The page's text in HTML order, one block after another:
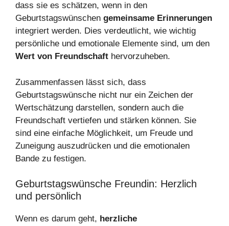
dass sie es schätzen, wenn in den
Geburtstagswünschen gemeinsame Erinnerungen
integriert werden. Dies verdeutlicht, wie wichtig
persönliche und emotionale Elemente sind, um den
Wert von Freundschaft hervorzuheben.
Zusammenfassen lässt sich, dass
Geburtstagswünsche nicht nur ein Zeichen der
Wertschätzung darstellen, sondern auch die
Freundschaft vertiefen und stärken können. Sie
sind eine einfache Möglichkeit, um Freude und
Zuneigung auszudrücken und die emotionalen
Bande zu festigen.
Geburtstagswünsche Freundin: Herzlich
und persönlich
Wenn es darum geht, herzliche